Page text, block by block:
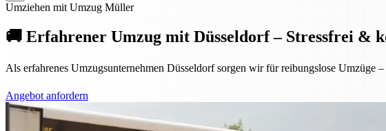
Umziehen mit Umzug Müller
🚚 Erfahrener Umzug mit Düsseldorf – Stressfrei &
Als erfahrenes Umzugsunternehmen Düsseldorf sorgen wir für reibungslose
Angebot anfordern